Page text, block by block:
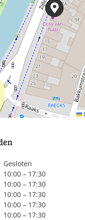
Gesloten
10:00 – 17:30
10:00 – 17:30
10:00 – 17:30
10:00 – 17:30
10:00 – 17:30